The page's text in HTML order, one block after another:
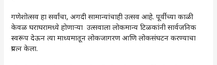
गणेशोत्सव हा सर्वांचा, अगदी सामान्यांचाही उत्सव आहे. पूर्वीच्या काळी
केवळ घराघरामध्ये होणाऱ्या उत्सवाला लोकमान्य टिळकांनी सार्वजनिक
स्वरूप देऊन त्या माध्यमातून लोकजागरण आणि लोकसंघटन करण्याचा
प्रयत्न केला.